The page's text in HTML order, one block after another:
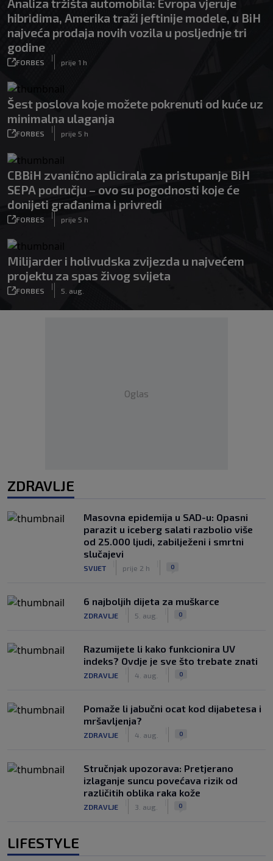
Analiza tržišta automobila: Evropa vjeruje
hibridima, Amerika traži jeftinije modele, u BiH
najveća prodaja novih vozila u posljednje tri
godine
FORBES
|
prije 1 h
Šest poslova koje možete pokrenuti od kuće uz
minimalna ulaganja
FORBES
|
prije 5 h
CBBiH zvanično aplicirala za pristupanje BiH
SEPA području – ovo su pogodnosti koje će
donijeti građanima i privredi
FORBES
|
prije 5 h
Milijarder i holivudska zvijezda u najvećem
projektu za spas živog svijeta
FORBES
|
5. aug.
Oglas
ZDRAVLJE
Masovna epidemija u SAD-u: Opasni
parazit u iceberg salati razbolio više
od 25.000 ljudi, zabilježeni i smrtni
slučajevi
SVIJET prije 2 h 0
6 najboljih dijeta za muškarce
ZDRAVLJE 5. aug. 0
Razumijete li kako funkcionira UV
indeks? Ovdje je sve što trebate znati
ZDRAVLJE 4. aug. 0
Pomaže li jabučni ocat kod dijabetesa i
mršavljenja?
ZDRAVLJE 4. aug. 0
Stručnjak upozorava: Pretjerano
izlaganje suncu povećava rizik od
različitih oblika raka kože
ZDRAVLJE 3. aug. 0
LIFESTYLE